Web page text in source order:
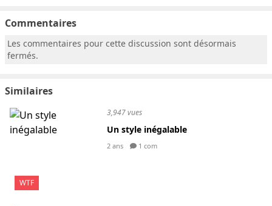
Commentaires
Les commentaires pour cette discussion sont désormais
fermés.
Similaires
WTF
3,947 vues
Un style inégalable
2 ans 1 com